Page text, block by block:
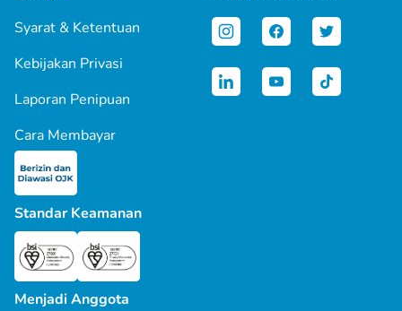
Syarat & Ketentuan
Kebijakan Privasi
Laporan Penipuan
Cara Membayar
Standar Keamanan
Menjadi Anggota